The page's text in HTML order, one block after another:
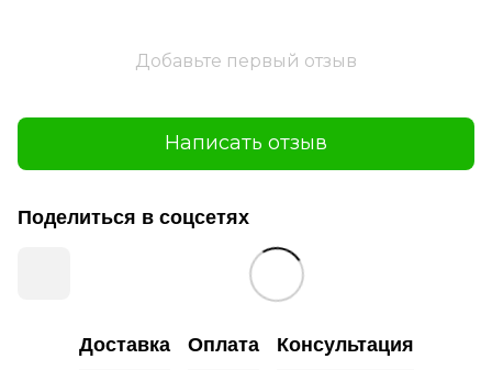
Добавьте первый отзыв
Написать отзыв
Поделиться в соцсетях
Доставка Оплата Консультация